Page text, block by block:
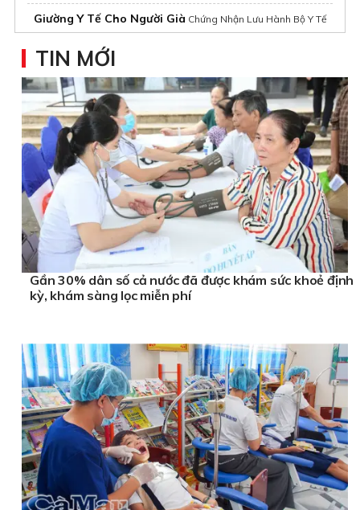
Giường Y Tế Cho Người Già Chứng Nhận Lưu Hành Bộ Y Tế
Hóa đơn khởi tạo từ máy tính tiền
TIN MỚI
Gần 30% dân số cả nước đã được khám sức khoẻ định
kỳ, khám sàng lọc miễn phí